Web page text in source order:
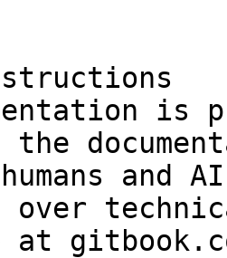
is
and
over
at